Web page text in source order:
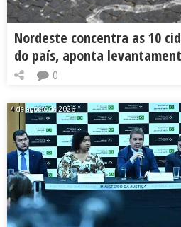
Nordeste concentra as 10
do país, aponta
0
4 de agosto de 2026